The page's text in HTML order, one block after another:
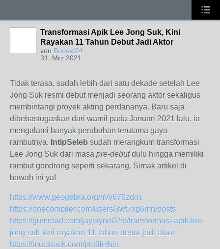
Transformasi Apik Lee Jong Suk, Kini
Rayakan 11 Tahun Debut Jadi Aktor
von Bonew24
31. Mrz 2021
Tidak terasa, sudah lebih dari satu dekade setelah Lee
Jong Suk resmi debut menjadi seorang aktor sekaligus
membintangi proyek akting perdananya. Baru saja
dibebastugaskan dari wamil pada Januari 2021 lalu, ia
mengalami banyak perubahan terutama gaya
rambutnya. IntipSeleb sudah merangkum transformasi
Lee Jong Suk dari masa pre-debutdulu hingga memiliki
rambut gondrong seperti sekarang. Simak artikel di
bawah ini ya!
https://www.geogebra.org/m/y676zdns
https://onecompiler.com/users/3wt7xg6mn/posts
https://gumroad.com/jayjayno02/p/transformasi-apik-lee-
jong-suk-kini-rayakan-11-tahun-debut-jadi-aktor
https://muckrack.com/profile/bio